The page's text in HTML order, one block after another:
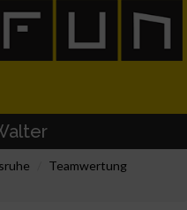
Teamwertung